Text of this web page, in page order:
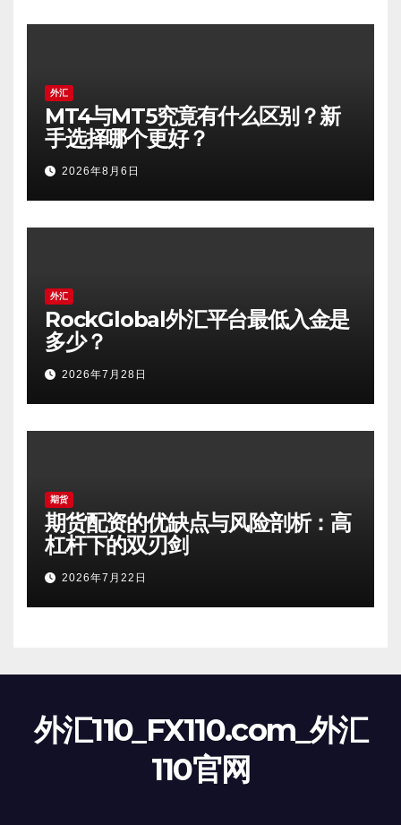
外汇
MT4与MT5究竟有什么区别？新
手选择哪个更好？
2026年8月6日
外汇
RockGlobal外汇平台最低入金是
多少？
2026年7月28日
期货
期货配资的优缺点与风险剖析：高
杠杆下的双刃剑
2026年7月22日
外汇110_FX110.com_外汇
110官网